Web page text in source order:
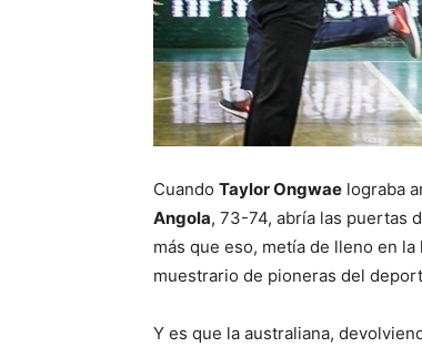
Cuando Taylor Ongwae lograba
Angola, 73-74, abría las puertas
más que eso, metía de lleno en
muestrario de pioneras del
Y es que la australiana,